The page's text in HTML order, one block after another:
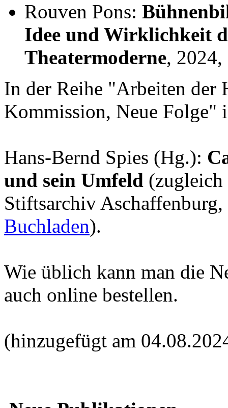
Rouven Pons:
Idee und Wirklichkeit
Theatermoderne,
In der Reihe "Arbeiten der
Kommission, Neue Folge"
Hans-Bernd Spies (Hg.):
und sein Umfeld
Stiftsarchiv
Buchladen).
Wie üblich kann man die
auch online bestellen.
(hinzugefügt am